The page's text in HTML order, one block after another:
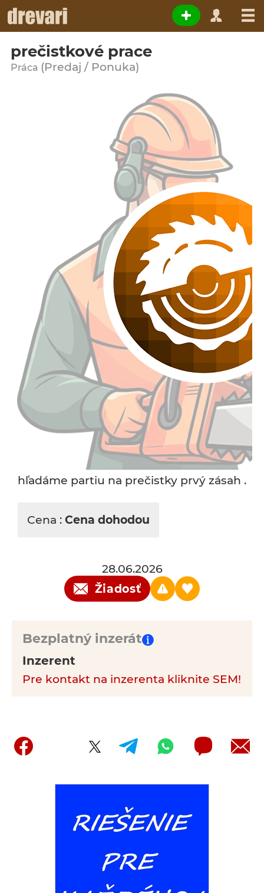
prečistkové prace
Práca (Predaj / Ponuka)
hľadáme partiu na prečistky prvý zásah .
Cena : Cena dohodou
28.06.2026
Žiadosť
Bezplatný inzerát
Inzerent
Pre kontakt na inzerenta kliknite SEM!